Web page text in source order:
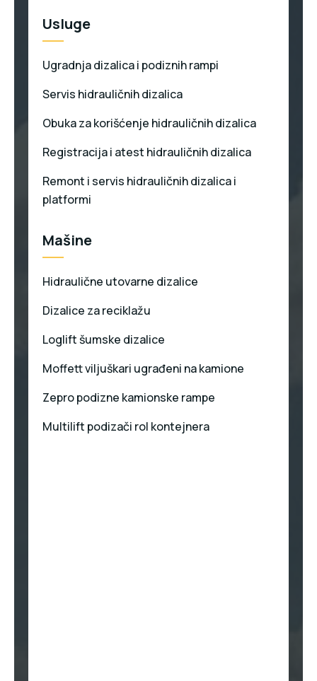
Usluge
Ugradnja dizalica i podiznih rampi
Servis hidrauličnih dizalica
Obuka za korišćenje hidrauličnih dizalica
Registracija i atest hidrauličnih dizalica
Remont i servis hidrauličnih dizalica i
platformi
Mašine
Hidraulične utovarne dizalice
Dizalice za reciklažu
Loglift šumske dizalice
Moffett viljuškari ugrađeni na kamione
Zepro podizne kamionske rampe
Multilift podizači rol kontejnera